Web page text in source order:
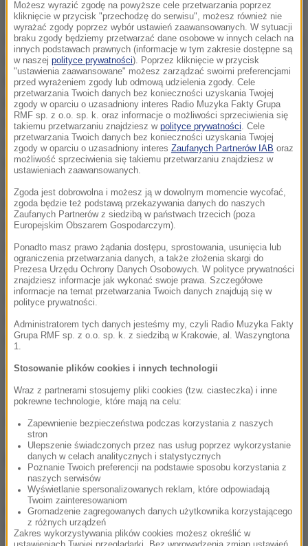
W tym sensacyjnym dramacie Tom Cruise wciela się
w postać Barry’ego Seala, człowieka, która swoją
biografią mógłby obdzielić kilka osób. W wieku
piętnastu lat był pilotem, jednym z najzdolniejszych,
najlepszych pilotów Ameryki, miał na koncie również
udział w wojnie w Wietnamie. Pracował na usługach
kolumbijskiego kartelu narkotykowego Medellín oraz
Pablo Escobar wyznaczył nagrodę w wysokości pół
miliona dolarów. Za przywiezienie go do Kolumbii
żywego - milion dolarów.
Tłem historii jest wielka polityka, w której przewijają
się najważniejsze nazwiska Ameryki. Za kamerą
stanął Doug Liman, z którym Tom Cruise spotkał się
na planie "Na skraju jutra".
(j.)
Źródło: RMF FM
NAJWAŻNIEJSZE FAKTY
Amanda Knox wraca z
komedią, ale „to nie jest
Możesz wyrazić zgodę na powyższe cele przetwarzania poprzez
kliknięcie w przycisk "przechodzę do serwisu", możesz również nie
wyrażać zgody poprzez wybór ustawień zaawansowanych. W sytuacji
braku zgody będziemy przetwarzać dane osobowe w innych celach na
innych podstawach prawnych (informacje w tym zakresie dostępne są
w naszej polityce prywatności). Poprzez kliknięcie w przycisk
"ustawienia zaawansowane" możesz zarządzać swoimi preferencjami
przed wyrażeniem zgody lub odmową udzielenia zgody. Cele
przetwarzania Twoich danych bez konieczności uzyskania Twojej
zgody w oparciu o uzasadniony interes Radio Muzyka Fakty Grupa
RMF sp. z o.o. sp. k. oraz informacje o możliwości sprzeciwienia się
takiemu przetwarzaniu znajdziesz w polityce prywatności. Cele
przetwarzania Twoich danych bez konieczności uzyskania Twojej
zgody w oparciu o uzasadniony interes Zaufanych Partnerów IAB oraz
możliwość sprzeciwienia się takiemu przetwarzaniu znajdziesz w
ustawieniach zaawansowanych.
Zgoda jest dobrowolna i możesz ją w dowolnym momencie wycofać,
zgoda będzie też podstawą przekazywania danych do naszych
Zaufanych Partnerów z siedzibą w państwach trzecich (poza
Europejskim Obszarem Gospodarczym).
Ponadto masz prawo żądania dostępu, sprostowania, usunięcia lub
ograniczenia przetwarzania danych, a także złożenia skargi do
Prezesa Urzędu Ochrony Danych Osobowych. W polityce prywatności
znajdziesz informacje jak wykonać swoje prawa. Szczegółowe
informacje na temat przetwarzania Twoich danych znajdują się w
polityce prywatności.
Administratorem tych danych jesteśmy my, czyli Radio Muzyka Fakty
Grupa RMF sp. z o.o. sp. k. z siedzibą w Krakowie, al. Waszyngtona
1.
Stosowanie plików cookies i innych technologii
Wraz z partnerami stosujemy pliki cookies (tzw. ciasteczka) i inne
pokrewne technologie, które mają na celu:
Zapewnienie bezpieczeństwa podczas korzystania z naszych
stron
Ulepszenie świadczonych przez nas usług poprzez wykorzystanie
danych w celach analitycznych i statystycznych
Poznanie Twoich preferencji na podstawie sposobu korzystania z
naszych serwisów
Wyświetlanie spersonalizowanych reklam, które odpowiadają
Twoim zainteresowaniom
Gromadzenie zagregowanych danych użytkownika korzystającego
z różnych urządzeń
Zakres wykorzystywania plików cookies możesz określić w